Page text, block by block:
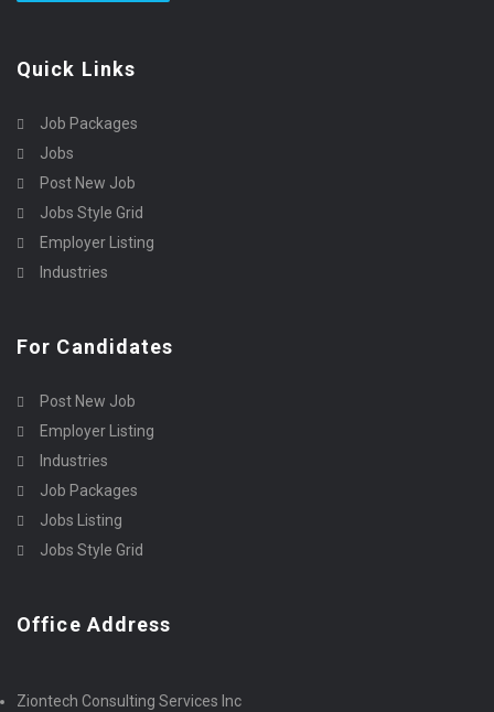
Quick Links
Job Packages
Jobs
Post New Job
Jobs Style Grid
Employer Listing
Industries
For Candidates
Post New Job
Employer Listing
Industries
Job Packages
Jobs Listing
Jobs Style Grid
Office Address
Ziontech Consulting Services Inc